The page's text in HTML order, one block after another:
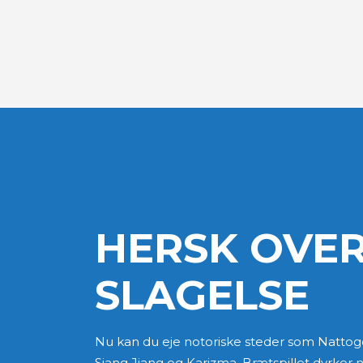
HERSK
SLAGELSE
Nu kan du eje notoriske steder som